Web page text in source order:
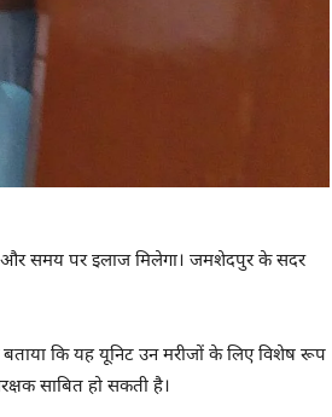
और समय पर इलाज मिलेगा। जमशेदपुर के सदर
कि यह यूनिट उन मरीजों के लिए विशेष रूप
साबित हो सकती है।